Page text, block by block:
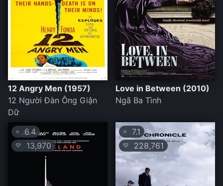
12 Angry Men (1957)
12 Người Đàn Ông Giận
Dữ
Love in Between (2010)
Ngã Ba Tình
⭐ 6.4
💛 13,970
⭐ 7.1
💛 228,761